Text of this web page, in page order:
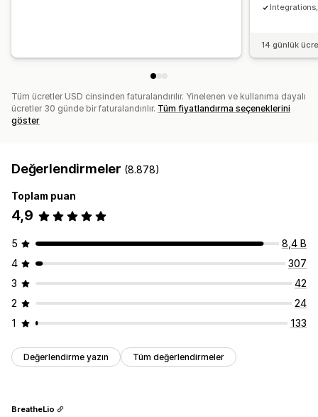
14 günlük
Tüm ücretler USD cinsinden faturalandırılır. Yinelenen ve kullanıma dayalı
ücretler 30 günde bir faturalandırılır. Tüm fiyatlandırma seçeneklerini
göster
Değerlendirmeler (8.878)
Toplam puan
4,9
5
8,4 B
4
307
3
42
2
24
1
133
Değerlendirme yazın Tüm değerlendirmeler
BreatheLio